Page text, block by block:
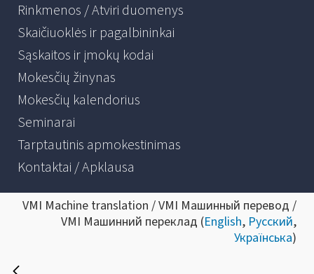
Rinkmenos / Atviri duomenys
Skaičiuoklės ir pagalbininkai
Sąskaitos ir įmokų kodai
Mokesčių žinynas
Mokesčių kalendorius
Seminarai
Tarptautinis apmokestinimas
Kontaktai / Apklausa
VMI Machine translation / VMI Машинный перевод /
VMI Машинний переклад (English, Русский,
Українська)